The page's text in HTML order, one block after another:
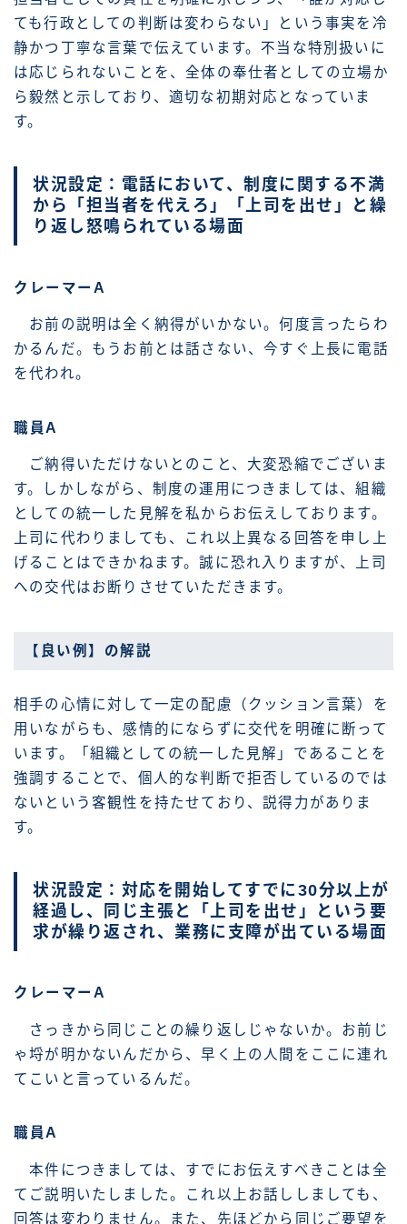
ても行政としての判断は変わらない」という事実を冷
静かつ丁寧な言葉で伝えています。不当な特別扱いに
は応じられないことを、全体の奉仕者としての立場か
ら毅然と示しており、適切な初期対応となっていま
す。
状況設定：電話において、制度に関する不満
から「担当者を代えろ」「上司を出せ」と繰
り返し怒鳴られている場面
クレーマーA
お前の説明は全く納得がいかない。何度言ったらわ
かるんだ。もうお前とは話さない、今すぐ上長に電話
を代われ。
職員A
ご納得いただけないとのこと、大変恐縮でございま
す。しかしながら、制度の運用につきましては、組織
としての統一した見解を私からお伝えしております。
上司に代わりましても、これ以上異なる回答を申し上
げることはできかねます。誠に恐れ入りますが、上司
への交代はお断りさせていただきます。
【良い例】の解説
相手の心情に対して一定の配慮（クッション言葉）を
用いながらも、感情的にならずに交代を明確に断って
います。「組織としての統一した見解」であることを
強調することで、個人的な判断で拒否しているのでは
ないという客観性を持たせており、説得力がありま
す。
状況設定：対応を開始してすでに30分以上が
経過し、同じ主張と「上司を出せ」という要
求が繰り返され、業務に支障が出ている場面
クレーマーA
さっきから同じことの繰り返しじゃないか。お前じ
ゃ埒が明かないんだから、早く上の人間をここに連れ
てこいと言っているんだ。
職員A
本件につきましては、すでにお伝えすべきことは全
てご説明いたしました。これ以上お話ししましても、
回答は変わりません。また、先ほどから同じご要望を